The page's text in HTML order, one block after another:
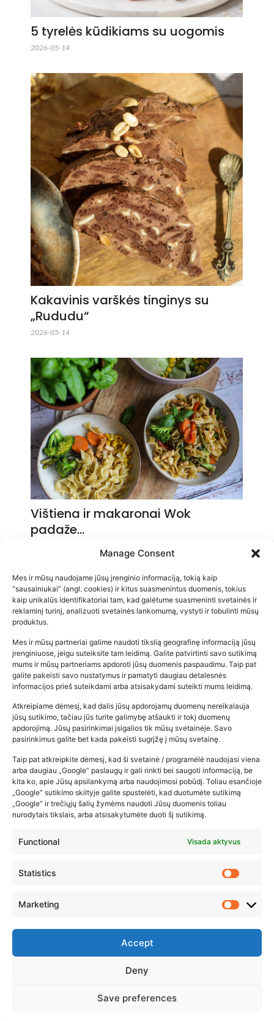
Manage Consent
Mes ir mūsų naudojame jūsų įrenginio informaciją, tokią kaip
“sausainiukai” (angl. cookies) ir kitus suasmenintus duomenis, tokius
kaip unikalūs identifikatoriai tam, kad galėtume suasmeninti svetainės ir
reklaminį turinį, analizuoti svetainės lankomumą, vystyti ir tobulinti mūsų
produktus.
Mes ir mūsų partneriai galime naudoti tikslią geografinę informaciją jūsų
įrenginiuose, jeigu suteiksite tam leidimą. Galite patvirtinti savo sutikimą
mums ir mūsų partneriams apdoroti jūsų duomenis paspaudimu. Taip pat
galite pakeisti savo nustatymus ir pamatyti daugiau detalesnės
informacijos prieš suteikdami arba atsisakydami suteikti mums leidimą.
Atkreipiame dėmesį, kad dalis jūsų apdorojamų duomenų nereikalauja
jūsų sutikimo, tačiau jūs turite galimybę atšaukti ir tokį duomenų
apdorojimą. Jūsų pasirinkimai įsigalios tik mūsų svetainėje. Savo
pasirinkimus galite bet kada pakeisti sugrįžę į mūsų svetainę.
Taip pat atkreipkite dėmesį, kad ši svetainė / programėlė naudojasi viena
arba daugiau „Google“ paslaugų ir gali rinkti bei saugoti informaciją, be
kita ko, apie Jūsų apsilankymą arba naudojimosi pobūdį. Toliau esančioje
„Google“ sutikimo skiltyje galite spustelėti, kad duotumėte sutikimą
„Google“ ir trečiųjų šalių žymėms naudoti Jūsų duomenis toliau
nurodytais tikslais, arba atsisakytumėte duoti šį sutikimą.
Functional Visada aktyvus
Statistics
Marketing
Accept
Deny
Save preferences
5 tyrelės kūdikiams su uogomis
2026-05-14
Kakavinis varškės tinginys su
„Rududu“
2026-05-14
Vištiena ir makaronai Wok
padaže…
Populiariausios parduotuvės
kūdikių tyrelės –…
2026-02-22
© 2023 ZUIKIO RECEPTAI VISOS TEISĖS SAUGOMOS